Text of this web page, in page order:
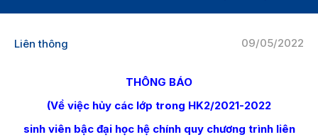
09/05/2022
Liên thông
THÔNG BÁO
(Về việc hủy các lớp trong HK2/2021-2022
sinh viên bậc đại học hệ chính quy chương trình liên